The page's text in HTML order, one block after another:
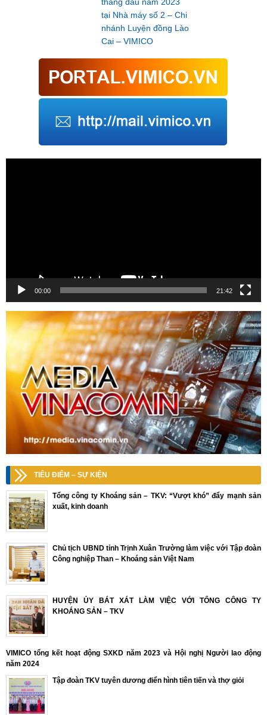
tại Nhà máy số 2 – Chi
nhánh Luyện đồng Lào
Cai – VIMICO
00:00 21:42
TIÊU ĐIỂM – SỰ KIỆN
Tổng công ty Khoáng sản – TKV: “Vượt khó” đẩy mạnh sản
xuất, kinh doanh
Chủ tịch UBND tỉnh Trịnh Xuân Trường làm việc với Tập đoàn
Công nghiệp Than – Khoáng sản Việt Nam
HUYỆN ỦY BÁT XÁT LÀM VIỆC VỚI TỔNG CÔNG TY
KHOÁNG SẢN – TKV
VIMICO tổng kết hoạt động SXKD năm 2023 và Hội nghị Người lao động
năm 2024
Tập đoàn TKV tuyên dương điển hình tiên tiến và thợ giỏi